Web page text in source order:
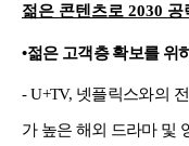
젊은 콘텐츠로 2030 공
•젊은 고객층 확보를 위
- U+TV, 넷플릭스와의
가 높은 해외 드라마 및